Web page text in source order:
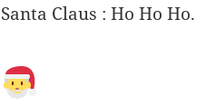
Santa Claus : Ho Ho Ho.